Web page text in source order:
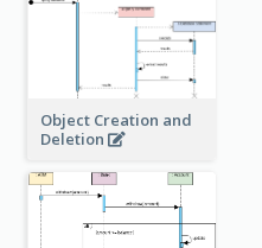
Object Creation and
Deletion